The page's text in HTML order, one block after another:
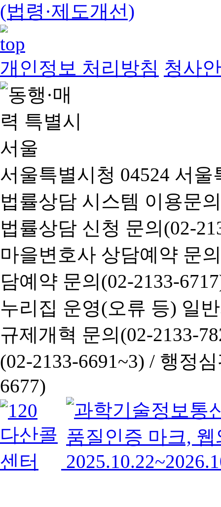
(법령·제도개선)
개인정보 처리방침 청사
서울특별시청 04524 서
법률상담 시스템 이용문
법률상담 신청 문의(02-
마을변호사 상담예약 문
담예약 문의(02-2133-
누리집 운영(오류 등) 일
규제개혁 문의(02-2133-
(02-2133-6691~3) / 행정심
6677)